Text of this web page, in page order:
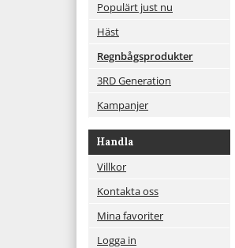
Populärt just nu
Häst
Regnbågsprodukter
3RD Generation
Kampanjer
Handla
Villkor
Kontakta oss
Mina favoriter
Logga in